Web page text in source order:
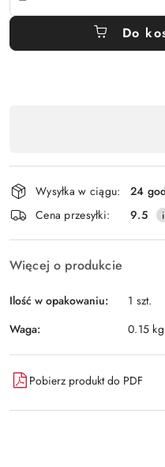
Do
płatność
i
dostawa
Wysyłka w ciągu:
24
Cena przesyłki:
9.5
Więcej o produkcie
Ilość w opakowaniu:
1 szt.
Waga:
0.15 kg
Pobierz produkt do PDF